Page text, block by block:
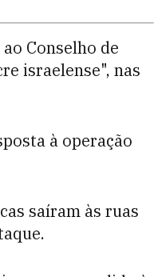
Conselho de
israelense", nas
à operação
saíram às ruas